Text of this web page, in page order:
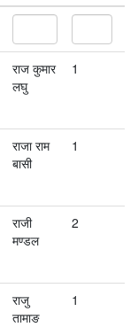
राज कुमार
लघु
1
राजा राम
बासी
1
राजी
मण्डल
2
राजु
तामाङ
1